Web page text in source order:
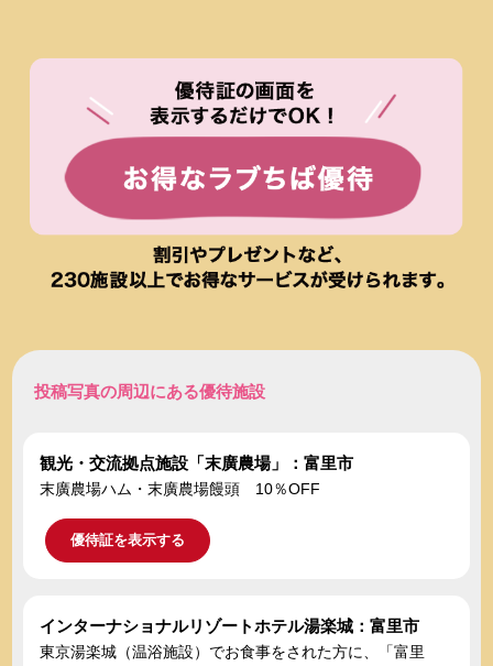
投稿写真の周辺にある優待施設
観光・交流拠点施設「末廣農場」：富里市
末廣農場ハム・末廣農場饅頭 10％OFF
優待証を表示する
インターナショナルリゾートホテル湯楽城：富里市
東京湯楽城（温浴施設）でお食事をされた方に、「富里